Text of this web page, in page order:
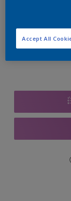
Op dit
te bestellen.
er hard aan om
Accept All